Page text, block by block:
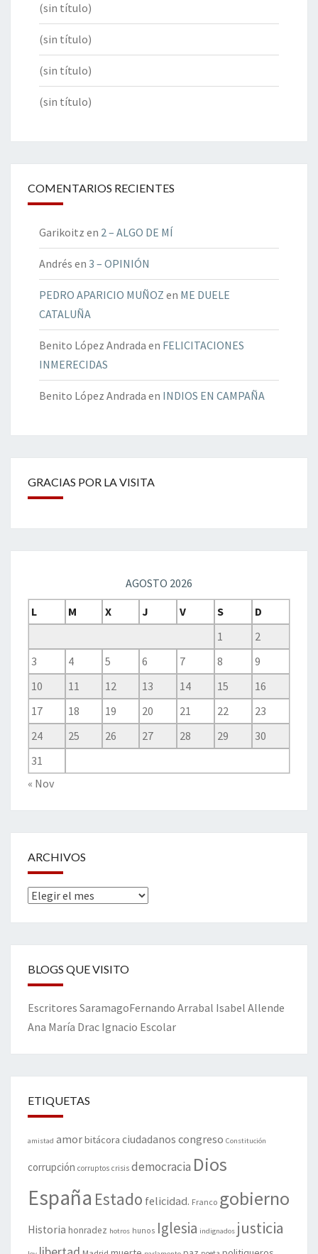
(sin título)
(sin título)
(sin título)
(sin título)
COMENTARIOS RECIENTES
Garikoitz en 2 – ALGO DE MÍ
Andrés en 3 – OPINIÓN
PEDRO APARICIO MUÑOZ en ME DUELE
CATALUÑA
Benito López Andrada en FELICITACIONES
INMERECIDAS
Benito López Andrada en INDIOS EN CAMPAÑA
GRACIAS POR LA VISITA
AGOSTO 2026
L
M X J V S
D
1
2
3
4 5 6 7 8
9
10
11 12 13 14 15
16
17
18 19 20 21 22
23
24
25 26 27 28 29
30
31
« Nov
ARCHIVOS
Archivos
BLOGS QUE VISITO
Escritores SaramagoFernando Arrabal Isabel Allende
Ana María Drac Ignacio Escolar
ETIQUETAS
amistad amorbitácora ciudadanos congreso Constitución
corrupción corruptos crisis democracia Dios
España Estado felicidad. Franco gobierno
Historia honradez hotros hunos Iglesia indignados justicia